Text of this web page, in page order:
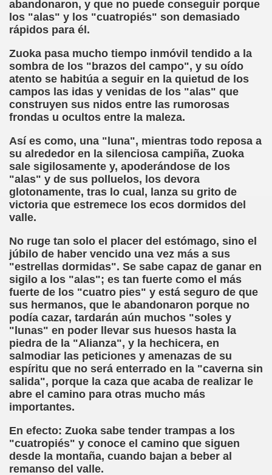
abandonaron, y que no puede conseguir porque
los "alas" y los "cuatropiés" son demasiado
rápidos para él.
Zuoka pasa mucho tiempo inmóvil tendido a la
sombra de los "brazos del campo", y su oído
atento se habitúa a seguir en la quietud de los
campos las idas y venidas de los "alas" que
construyen sus nidos entre las rumorosas
frondas u ocultos entre la maleza.
Así es como, una "luna", mientras todo reposa a
su alrededor en la silenciosa campiña, Zuoka
sale sigilosamente y, apoderándose de los
"alas" y de sus polluelos, los devora
glotonamente, tras lo cual, lanza su grito de
victoria que estremece los ecos dormidos del
valle.
No ruge tan solo el placer del estómago, sino el
júbilo de haber vencido una vez más a sus
"estrellas dormidas". Se sabe capaz de ganar en
sigilo a los "alas"; es tan fuerte como el más
fuerte de los "cuatro pies" y está seguro de que
sus hermanos, que le abandonaron porque no
podía cazar, tardarán aún muchos "soles y
"lunas" en poder llevar sus huesos hasta la
piedra de la "Alianza", y la hechicera, en
salmodiar las peticiones y amenazas de su
espíritu que no será enterrado en la "caverna sin
salida", porque la caza que acaba de realizar le
abre el camino para otras mucho más
importantes.
En efecto: Zuoka sabe tender trampas a los
"cuatropiés" y conoce el camino que siguen
desde la montaña, cuando bajan a beber al
remanso del valle.
Wells)
de Ciego (Camilo José Cela)
(Sergio Farràs)
Acunar un Sueño roto (F. Javier Bernal García)
Fernández del Campo)
Piedrahita)
Sánchez)
el Departamento de Policía (Fernando Casasola)